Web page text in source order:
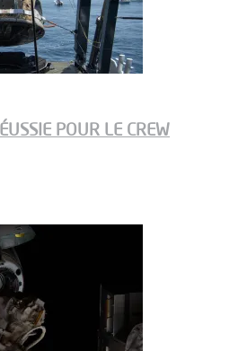
POUR LE CREW